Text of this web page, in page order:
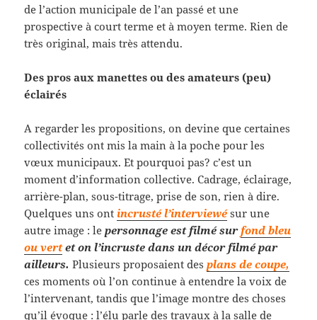
de l’action municipale de l’an passé et une
prospective à court terme et à moyen terme. Rien de
très original, mais très attendu.
Des pros aux manettes ou des amateurs (peu)
éclairés
A regarder les propositions, on devine que certaines
collectivités ont mis la main à la poche pour les
vœux municipaux. Et pourquoi pas? c’est un
moment d’information collective. Cadrage, éclairage,
arrière-plan, sous-titrage, prise de son, rien à dire.
Quelques uns ont incrusté l’interviewésur une
autre image : lepersonnage est filmé sur fond bleu
ou vertet on l’incruste dans un décor filmé par
ailleurs. Plusieurs proposaient desplans de coupe,
ces moments où l’on continue à entendre la voix de
l’intervenant, tandis que l’image montre des choses
qu’il évoque : l’élu parle des travaux à la salle de